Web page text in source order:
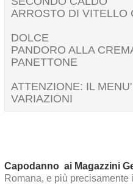
ARROSTO DI VITELLO
DOLCE
PANDORO ALLA
PANETTONE
ATTENZIONE: IL
VARIAZIONI
Capodanno ai Magazzini
Romana, e più